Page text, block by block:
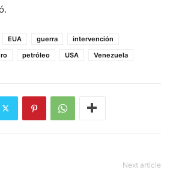
EUA guerra
intervención
petróleo USA Venezuela
Next article